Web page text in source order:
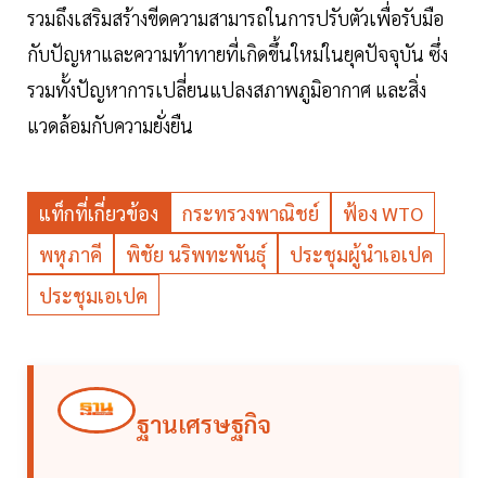
รวมถึงเสริมสร้างขีดความสามารถในการปรับตัวเพื่อรับมือ
กับปัญหาและความท้าทายที่เกิดขึ้นใหม่ในยุคปัจจุบัน ซึ่ง
รวมทั้งปัญหาการเปลี่ยนแปลงสภาพภูมิอากาศ และสิ่ง
แวดล้อมกับความยั่งยืน
แท็กที่เกี่ยวข้อง กระทรวงพาณิชย์
ฟ้อง WTO
พหุภาคี
พิชัย นริพทะพันธุ์
ประชุมผู้นำเอเปค
ประชุมเอเปค
ฐานเศรษฐกิจ